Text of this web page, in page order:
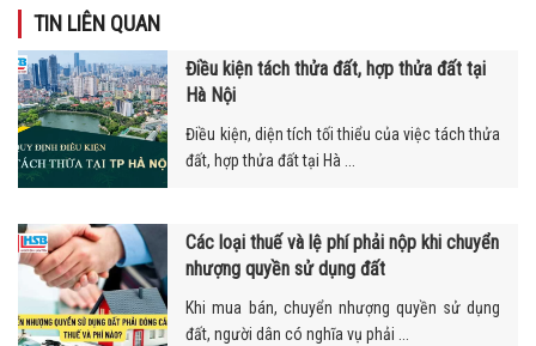
TIN LIÊN QUAN
Điều kiện tách thửa đất, hợp thửa đất tại
Hà Nội
Điều kiện, diện tích tối thiểu của việc tách thửa
đất, hợp thửa đất tại Hà ...
Các loại thuế và lệ phí phải nộp khi chuyển
nhượng quyền sử dụng đất
Khi mua bán, chuyển nhượng quyền sử dụng
đất, người dân có nghĩa vụ phải ...